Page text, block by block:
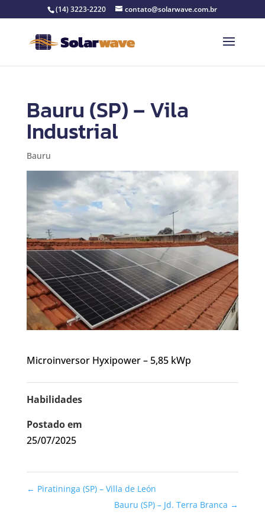
(14) 3223-2220 contato@solarwave.com.br
Bauru (SP) – Vila
Industrial
Bauru
Microinversor Hyxipower – 5,85 kWp
Habilidades
Postado em
25/07/2025
← Piratininga (SP) – Villa de León
Bauru (SP) – Jd. Terra Branca →